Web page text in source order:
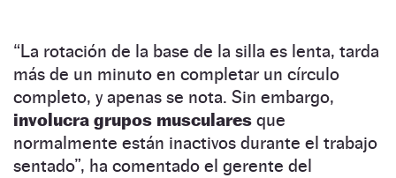
“La rotación de la base de la silla es lenta, tarda
más de un minuto en completar un círculo
completo, y apenas se nota. Sin embargo,
involucra grupos musculares que
normalmente están inactivos durante el trabajo
sentado”, ha comentado el gerente del